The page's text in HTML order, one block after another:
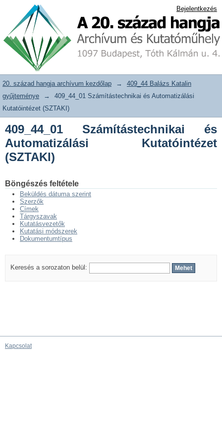
409_44_01 Számítástechnikai és
Automatizálási Kutatóintézet (SZTAKI)
20. század hangja archívum adattár Bejelentkezés
20. század hangja archívum kezdőlap →
409_44 Balázs Katalin
gyűjteménye
→
409_44_01 Számítástechnikai és Automatizálási
Kutatóintézet (SZTAKI)
409_44_01 Számítástechnikai és
Automatizálási Kutatóintézet
(SZTAKI)
Böngészés feltétele
Beküldés dátuma szerint
Szerzők
Címek
Tárgyszavak
Kutatásvezetők
Kutatási módszerek
Dokumentumtípus
Keresés a sorozaton belül:
Kapcsolat